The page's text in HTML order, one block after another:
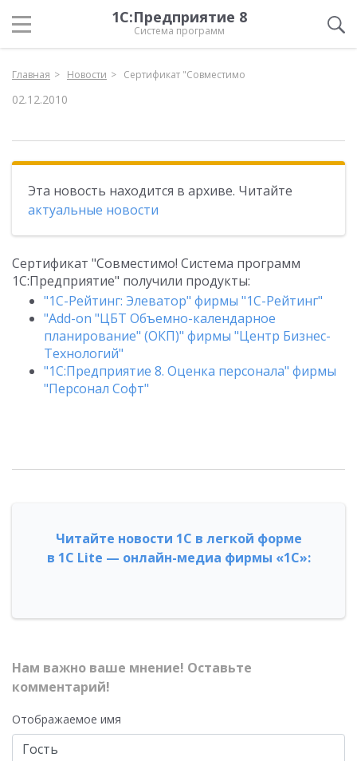
1С:Предприятие 8
Система программ
Главная Новости Сертификат "Совместимо
02.12.2010
Эта новость находится в архиве. Читайте
актуальные новости
Сертификат "Совместимо! Система программ
1С:Предприятие" получили продукты:
"1C-Рейтинг: Элеватор" фирмы "1С-Рейтинг"
"Add-on "ЦБТ Объемно-календарное
планирование" (ОКП)" фирмы "Центр Бизнес-
Технологий"
"1C:Предприятие 8. Оценка персонала" фирмы
"Персонал Софт"
Читайте новости 1С в легкой форме
в 1С Lite — онлайн-медиа фирмы «1С»:
Нам важно ваше мнение! Оставьте
комментарий!
Отображаемое имя